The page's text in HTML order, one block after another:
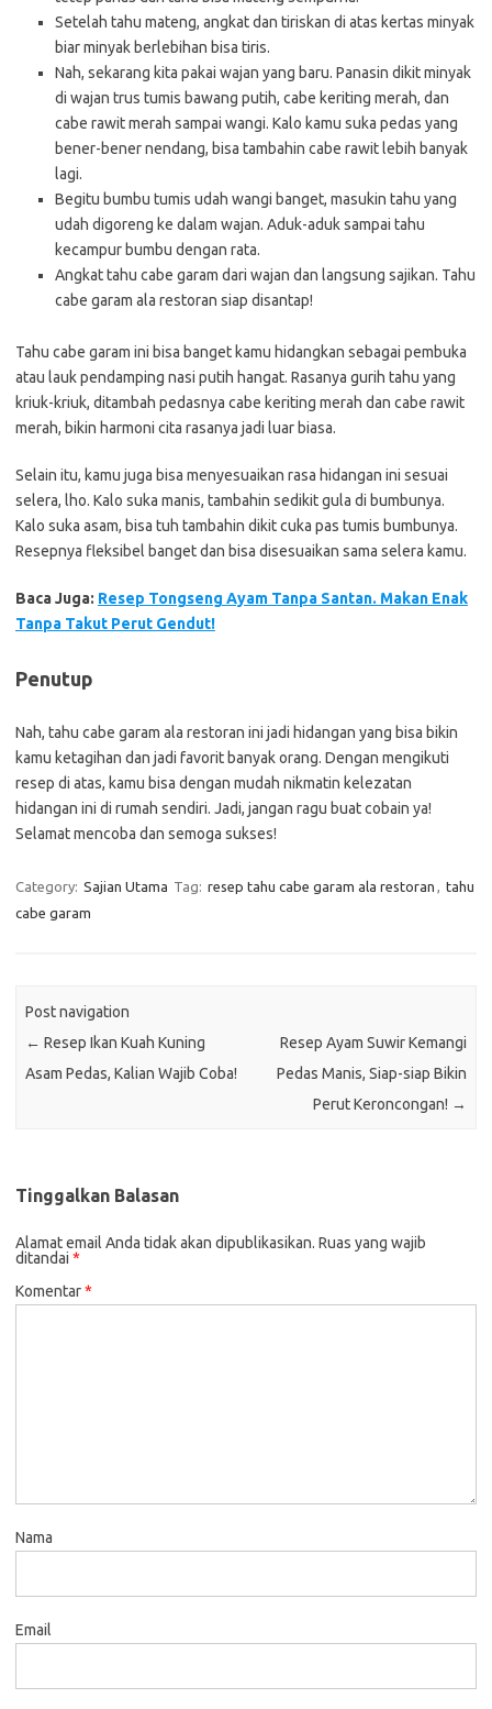
Setelah tahu mateng, angkat dan tiriskan di atas kertas minyak
biar minyak berlebihan bisa tiris.
Nah, sekarang kita pakai wajan yang baru. Panasin dikit minyak
di wajan trus tumis bawang putih, cabe keriting merah, dan
cabe rawit merah sampai wangi. Kalo kamu suka pedas yang
bener-bener nendang, bisa tambahin cabe rawit lebih banyak
lagi.
Begitu bumbu tumis udah wangi banget, masukin tahu yang
udah digoreng ke dalam wajan. Aduk-aduk sampai tahu
kecampur bumbu dengan rata.
Angkat tahu cabe garam dari wajan dan langsung sajikan. Tahu
cabe garam ala restoran siap disantap!
Tahu cabe garam ini bisa banget kamu hidangkan sebagai pembuka
atau lauk pendamping nasi putih hangat. Rasanya gurih tahu yang
kriuk-kriuk, ditambah pedasnya cabe keriting merah dan cabe rawit
merah, bikin harmoni cita rasanya jadi luar biasa.
Selain itu, kamu juga bisa menyesuaikan rasa hidangan ini sesuai
selera, lho. Kalo suka manis, tambahin sedikit gula di bumbunya.
Kalo suka asam, bisa tuh tambahin dikit cuka pas tumis bumbunya.
Resepnya fleksibel banget dan bisa disesuaikan sama selera kamu.
Baca Juga: Resep Tongseng Ayam Tanpa Santan. Makan Enak
Tanpa Takut Perut Gendut!
Penutup
Nah, tahu cabe garam ala restoran ini jadi hidangan yang bisa bikin
kamu ketagihan dan jadi favorit banyak orang. Dengan mengikuti
resep di atas, kamu bisa dengan mudah nikmatin kelezatan
hidangan ini di rumah sendiri. Jadi, jangan ragu buat cobain ya!
Selamat mencoba dan semoga sukses!
Category: Sajian Utama Tag: resep tahu cabe garam ala restoran , tahu
cabe garam
Post navigation
← Resep Ikan Kuah Kuning
Asam Pedas, Kalian Wajib Coba!
Resep Ayam Suwir Kemangi
Pedas Manis, Siap-siap Bikin
Perut Keroncongan! →
Tinggalkan Balasan
Alamat email Anda tidak akan dipublikasikan. Ruas yang wajib
ditandai *
Komentar*
Nama
Email